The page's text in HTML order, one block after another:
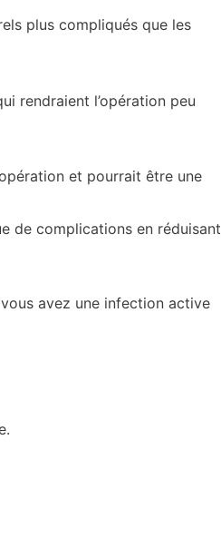
plus compliqués que les
rendraient l’opération peu
et pourrait être une
de complications en réduisant
avez une infection active